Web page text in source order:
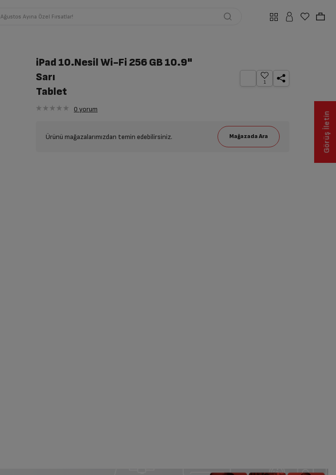
Ağustos Ayına Özel Fırsatlar!
iPad 10.Nesil Wi-Fi 256 GB 10.9"
Sarı
Tablet
1
0 yorum
Ürünü mağazalarımızdan temin edebilirsiniz. Görüş İletin